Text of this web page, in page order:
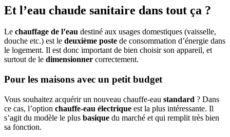
Et l’eau chaude sanitaire dans tout ça ?
Le chauffage de l’eau destiné aux usages domestiques (vaisselle,
douche etc.) est le deuxième poste de consommation d’énergie dans
le logement. Il est donc important de bien choisir son appareil, et
surtout de le dimensionner correctement.
Pour les maisons avec un petit budget
Vous souhaitez acquérir un nouveau chauffe-eau standard ? Dans
ce cas, l’option chauffe-eau électrique est la plus intéressante. Il
s’agit du modèle le plus basique du marché et qui remplit très bien
sa fonction.